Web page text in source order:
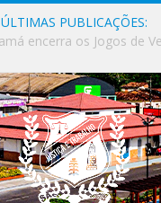
ÚLTIMAS PUBLICAÇÕES: